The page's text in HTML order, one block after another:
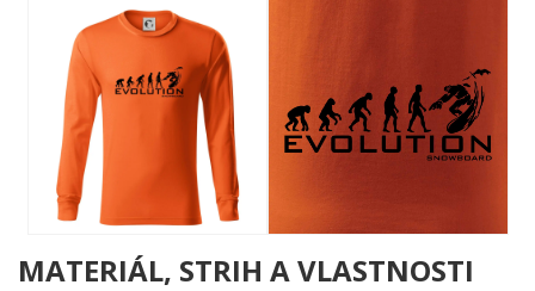
MATERIÁL, STRIH A VLASTNOSTI